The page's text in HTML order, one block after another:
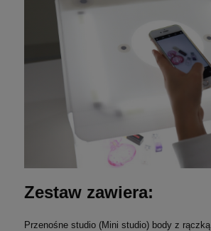
Zestaw zawiera:
Przenośne studio (Mini studio) body z rączką